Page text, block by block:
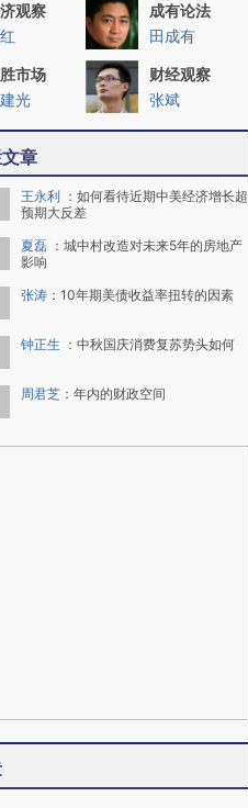
观察
成有论法
田成有
市场
光
财经观察
张斌
章
王永利 ： 如何看待近期中美经济增长超
预期大反差
夏磊 ： 城中村改造对未来5年的房地产
影响
张涛 ： 10年期美债收益率扭转的因素
钟正生 ： 中秋国庆消费复苏势头如何
周君芝 ： 年内的财政空间